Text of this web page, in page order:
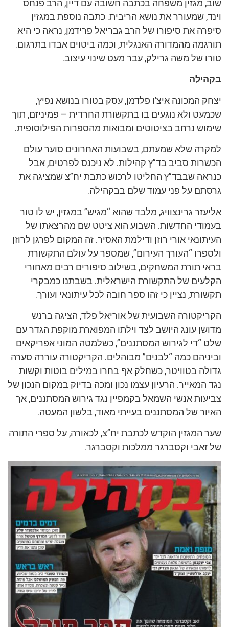
שוב, מגזין משפחה בכתבה חשובה עם דיין, הרב פנחס
וינד, שמעורר את נושא הריבית. כתבה נוספת במגזין
סיפרה את סיפורו של הרב גבריאל פרידמן, נראה כי היא
תורגמה מהמדורה האנגלית, וכמה ביטוים אבדו בתרגום.
טורו של משה גרילק, עבר מעט שינוי עיצוב.
בקהילה
יצחק המכונה איצ’ו פלדמן, עסק בטורו בנושא נפיץ,
שכמעט ולא נוגעים בו בתקשורת החרדית – פמיניזם, תוך
שימוש נרחב בציטוטים ומבואות מהספרות הפילוסופית.
למקרה שלא שמעתם, בשבועות האחרונים סוער עולם
הכשרות סביב בד”ץ קהילות. לא ניכנס לפרטים, אבל
כנראה שבבד”ץ החליטו לרכוש כתבת יח”צ שמציגה את
גרסתם על פני עמוד שלם בבקהילה.
אליעזר גרינצוויג, מלבד שהוא “מגיש” במגזין, יש לו טור
בעמודי החדשות. השבוע הוא ציטט שם מהרצאתו של
העיתונאי אורי רוזן ודילמת האסיר. זה המקום לפרגן לרוזן
ולספרו “העורך העירום”, שמספר על עולם התקשורת
בראי תורת המשחקים, בשילוב סיפורים רבים מאחורי
הקלעים של התקשורת הישראלית. בשבתנו כמבקרי
תקשורת, נציין כי זהו ספר חובה לכל עיתונאי ועורך.
הקריקטורה השבועית של אוריאל פלד, הציגה ברנש
מדושן עונג היושב לצד וילתו המפוארת מוקפת הגדר עם
שלט “די לגירוש המסתננים”, כשלמטה המוני אפריקאים
וביניהם כמה “לבנים” מבוהלים. הקריקטורה עוררה סערה
גדולה בטוויטר, כשחלק אף בחרו במילים בוטות וקשות
נגד המאייר. הרעיון עצמו נכון ומכה בדיוק במקום הנכון של
צביעות אנשי השמאל בקמפיין נגד גירוש המסתננים, אך
האיור של המסתננים בעייתי מאוד, בלשון המעטה.
שער המגזין הוקדש לכתבת יח”צ, לכאורה, על ספרי התורה
של זאבי וקסברגר ממלכות וקסברגר.